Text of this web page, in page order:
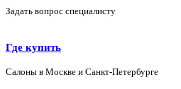
Задать вопрос специалисту
Где купить
Салоны в Москве и Санкт-Петербурге